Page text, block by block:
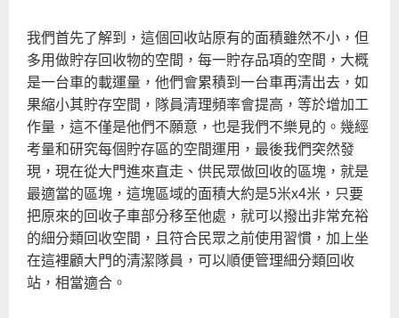
我們首先了解到，這個回收站原有的面積雖然不小，但
多用做貯存回收物的空間，每一貯存品項的空間，大概
是一台車的載運量，他們會累積到一台車再清出去，如
果縮小其貯存空間，隊員清理頻率會提高，等於增加工
作量，這不僅是他們不願意，也是我們不樂見的。幾經
考量和研究每個貯存區的空間運用，最後我們突然發
現，現在從大門進來直走、供民眾做回收的區塊，就是
最適當的區塊，這塊區域的面積大約是5米x4米，只要
把原來的回收子車部分移至他處，就可以撥出非常充裕
的細分類回收空間，且符合民眾之前使用習慣，加上坐
在這裡顧大門的清潔隊員，可以順便管理細分類回收
站，相當適合。